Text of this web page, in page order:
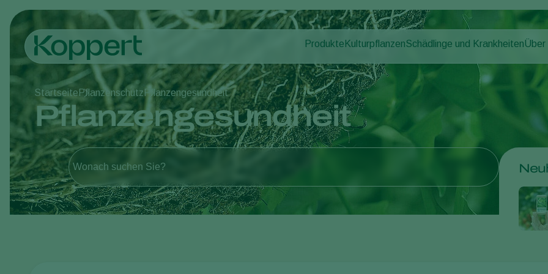
Produkte
Schädlingsbekämpfung
Krankheitsbekämpfung
Bestäubung
Pflanzenhilfsmittel
Ausbringtechnik
Monitoring
Kulturpflanzen
Gemüse (geschützter Anbau)
Zierpflanzen
Freilandgemüse
Landwirtschaftliche Kulturpflanzen
Schädlinge und Krankheiten
Pflanzenschädlinge
Pflanzenkrankheiten
Startseite Pflanzenschutz Pflanzengesundheit
Pflanzengesundheit
Wonach suchen Sie?